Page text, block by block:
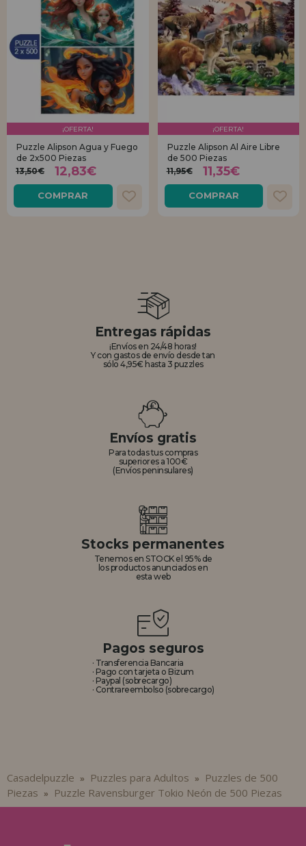
¡OFERTA!
Puzzle Alipson Agua y Fuego
de 2x500 Piezas
13,50€
12,83€
COMPRAR
¡OFERTA!
Puzzle Alipson Al Aire Libre
de 500 Piezas
11,95€
11,35€
COMPRAR
Entregas rápidas
¡Envíos en 24/48 horas!
Y con gastos de envío desde tan
sólo 4,95€ hasta 3 puzzles
Envíos gratis
Para todas tus compras
superiores a 100€
(Envíos peninsulares)
Stocks permanentes
Tenemos en STOCK el 95% de
los productos anunciados en
esta web
Pagos seguros
· Transferencia Bancaria
· Pago con tarjeta o Bizum
· Paypal (sobrecargo)
· Contrareembolso (sobrecargo)
Casadelpuzzle » Puzzles para Adultos »
Puzzles de 500
Piezas » Puzzle Ravensburger Tokio Neón de 500 Piezas